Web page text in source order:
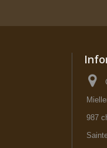
987